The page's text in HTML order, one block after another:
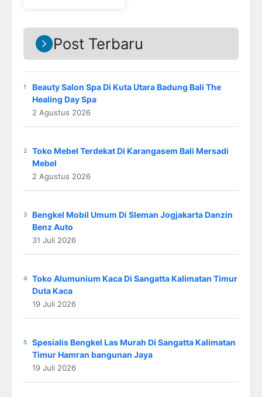
Post Terbaru
Beauty Salon Spa Di Kuta Utara Badung Bali The
Healing Day Spa
2 Agustus 2026
Toko Mebel Terdekat Di Karangasem Bali Mersadi
Mebel
2 Agustus 2026
Bengkel Mobil Umum Di Sleman Jogjakarta Danzin
Benz Auto
31 Juli 2026
Toko Alumunium Kaca Di Sangatta Kalimatan Timur
Duta Kaca
19 Juli 2026
Spesialis Bengkel Las Murah Di Sangatta Kalimatan
Timur Hamran bangunan Jaya
19 Juli 2026